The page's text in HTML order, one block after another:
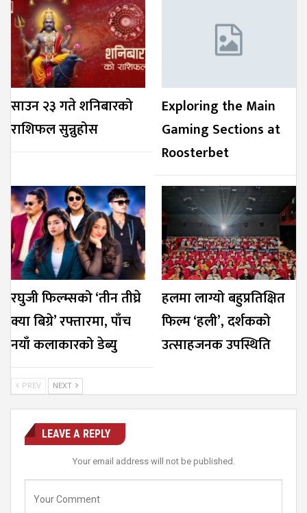
साउन २३ गते शनिबारको
राशिफल सुन्नुहोस
Exploring the Main
Gaming Sections at
Roosterbet
रघुजी फिल्म्सको ‘तीन तीघ्रे
क्या बिग्रे’ रफ्तारमा, पाँच
नयाँ कलाकारको डेब्यु
हलमा लाग्यो बहुप्रतिक्षित
फिल्म ‘हली’, दर्शकको
उत्साहजनक उपस्थिति
PREV NEXT
LEAVE A REPLY
Your email address will not be published.